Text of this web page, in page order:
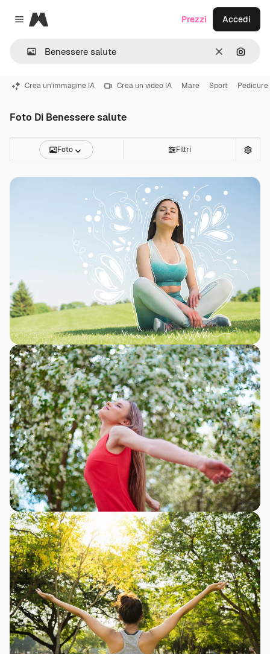
Close menu
Magnific
CancellaCerca
Prezzi Accedi
Crea un'immagine IA Crea un video IA Mare Sport Pedicure
Foto Di Benessere salute
Foto Filtri